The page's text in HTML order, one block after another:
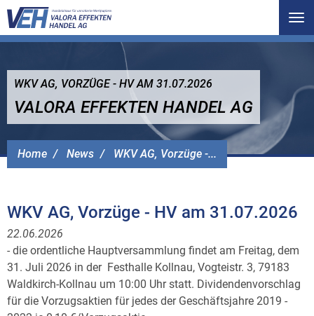
Home News WKV AG, Vorzüge -...
WKV AG, VORZÜGE - HV AM 31.07.2026
VALORA EFFEKTEN HANDEL AG
WKV AG, Vorzüge - HV am 31.07.2026
22.06.2026
- die ordentliche Hauptversammlung findet am Freitag, dem
31. Juli 2026 in der Festhalle Kollnau, Vogteistr. 3, 79183
Waldkirch-Kollnau um 10:00 Uhr statt. Dividendenvorschlag
für die Vorzugsaktien für jedes der Geschäftsjahre 2019 -